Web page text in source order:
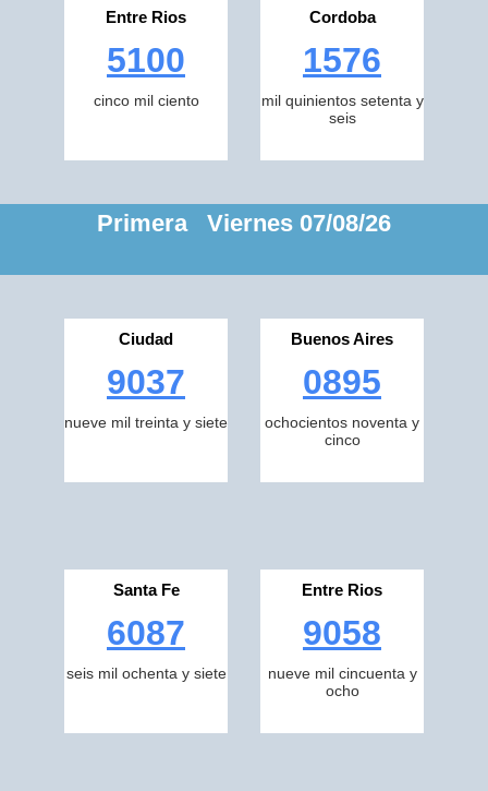
Entre Rios
5100
cinco mil ciento
Cordoba
1576
mil quinientos setenta y
seis
Primera Viernes 07/08/26
Ciudad
9037
nueve mil treinta y siete
Buenos Aires
0895
ochocientos noventa y
cinco
Santa Fe
6087
seis mil ochenta y siete
Entre Rios
9058
nueve mil cincuenta y
ocho